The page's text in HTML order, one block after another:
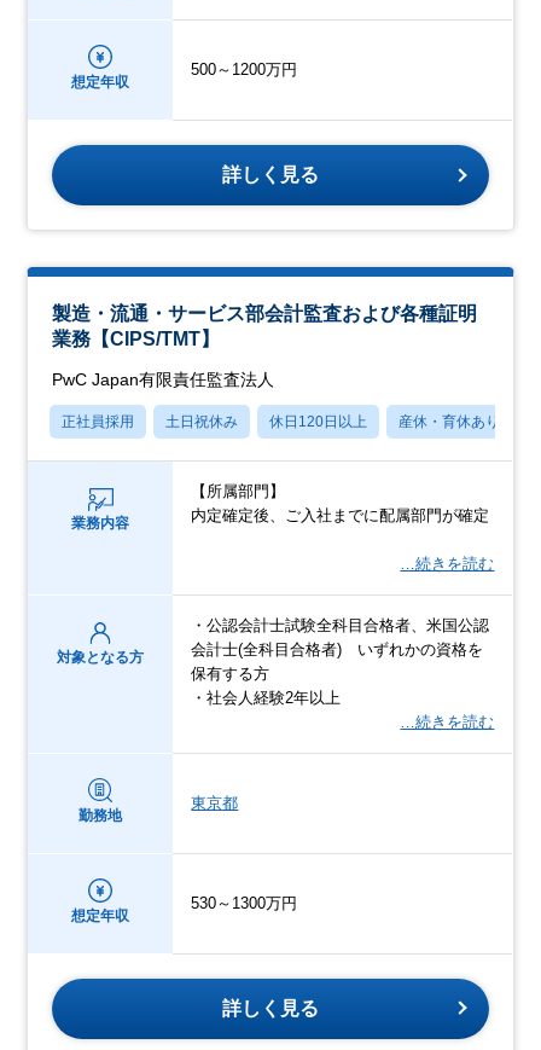
想定年収
500～1200万円
詳しく見る
製造・流通・サービス部会計監査および各種証明
業務【CIPS/TMT】
PwC Japan有限責任監査法人
正社員採用 土日祝休み 休日120日以上 産休・育休あり
業務内容
【所属部門】
内定確定後、ご入社までに配属部門が確定
…続きを読む
対象となる方
・公認会計士試験全科目合格者、米国公認
会計士(全科目合格者) いずれかの資格を
保有する方
・社会人経験2年以上
…続きを読む
勤務地
東京都
想定年収
530～1300万円
詳しく見る